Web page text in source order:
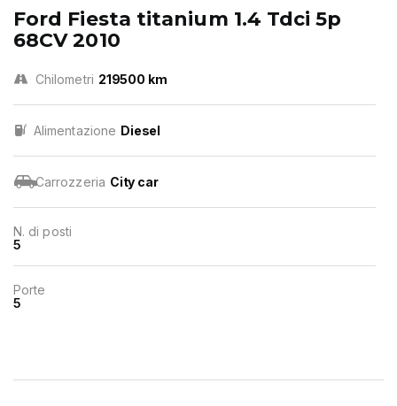
Ford Fiesta titanium 1.4 Tdci 5p
68CV 2010
Chilometri 219500 km
Alimentazione Diesel
Carrozzeria City car
N. di posti
5
Porte
5